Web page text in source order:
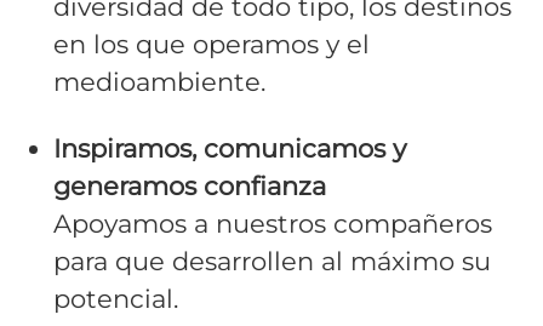
diversidad de todo tipo, los destinos
en los que operamos y el
medioambiente.
Inspiramos, comunicamos y
generamos confianza
Apoyamos a nuestros compañeros
para que desarrollen al máximo su
potencial.